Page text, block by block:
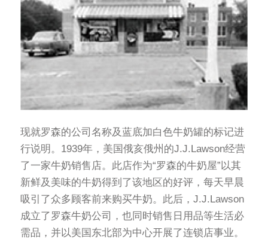
现就罗森的公司名称及蓝底加白色牛奶罐的标记进
行说明。1939年，美国俄亥俄州的J.J.Lawson经营
了一家牛奶销售店。此店作为“罗森的牛奶屋”以其
新鲜及美味的牛奶得到了该地区的好评，每天早晨
吸引了众多顾客前来购买牛奶。此后，J.J.Lawson
成立了罗森牛奶公司，也同时销售日用品等生活必
需品，并以美国东北部为中心开展了连锁店事业。